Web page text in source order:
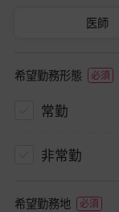
医師
希望勤務形態
常勤
非常勤
希望勤務地